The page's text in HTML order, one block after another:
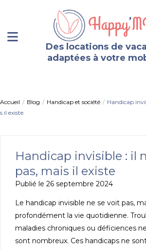
Des locations de
adaptées à votre
Accueil Blog Handicap et société
Handicap
s il existe
Handicap invisible : il
pas, mais il existe
Publié le 26 septembre 2024
Le handicap invisible ne se voit pas,
profondément la vie quotidienne.
maladies chroniques ou déficiences
sont nombreux. Ces handicaps ne